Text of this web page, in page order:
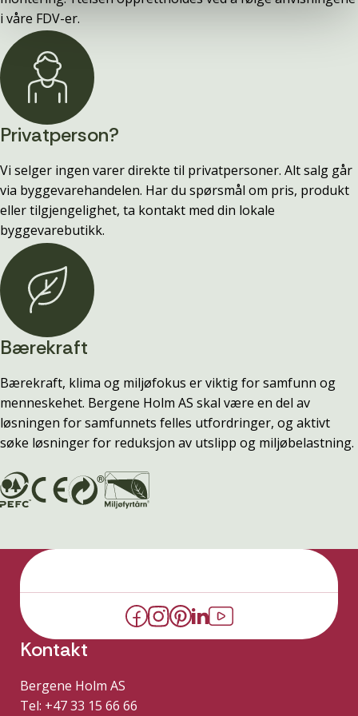
i våre FDV-er.
Privatperson?
Vi selger ingen varer direkte til privatpersoner. Alt salg går
via byggevarehandelen. Har du spørsmål om pris, produkt
eller tilgjengelighet, ta kontakt med din lokale
byggevarebutikk.
Bærekraft
Bærekraft, klima og miljøfokus er viktig for samfunn og
menneskehet. Bergene Holm AS skal være en del av
løsningen for samfunnets felles utfordringer, og aktivt
søke løsninger for reduksjon av utslipp og miljøbelastning.
Kontakt
Bergene Holm AS
Tel: +47 33 15 66 66